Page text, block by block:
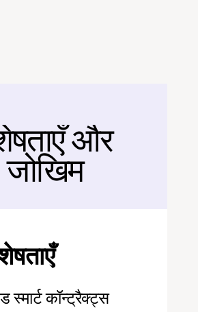
बैक और
जोखिम
स्मार्ट कॉन्ट्रैक्ट्स